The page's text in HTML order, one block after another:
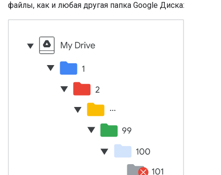
файлы, как и любая другая папка Google Диска: